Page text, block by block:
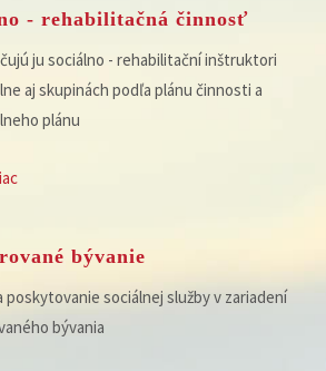
- rehabilitačná činnosť
ju sociálno - rehabilitační inštruktori
aj skupinách podľa plánu činnosti a
plánu
bývanie
poskytovanie sociálnej služby v zariadení
bývania